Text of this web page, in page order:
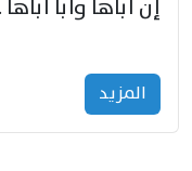
إنّ أباها وأبا
المزید